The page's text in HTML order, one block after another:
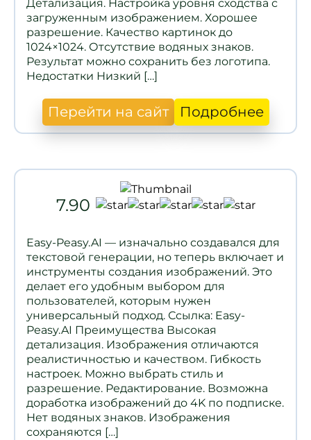
Детализация. Настройка уровня сходства с
загруженным изображением. Хорошее
разрешение. Качество картинок до
1024×1024. Отсутствие водяных знаков.
Результат можно сохранить без логотипа.
Недостатки Низкий […]
Перейти на сайт Подробнее
7.90
Easy-Peasy.AI — изначально создавался для
текстовой генерации, но теперь включает и
инструменты создания изображений. Это
делает его удобным выбором для
пользователей, которым нужен
универсальный подход. Ссылка: Easy-
Peasy.AI Преимущества Высокая
детализация. Изображения отличаются
реалистичностью и качеством. Гибкость
настроек. Можно выбрать стиль и
разрешение. Редактирование. Возможна
доработка изображений до 4K по подписке.
Нет водяных знаков. Изображения
сохраняются […]